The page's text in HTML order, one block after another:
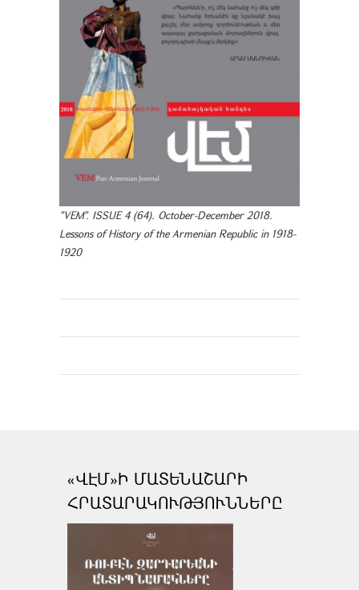
"VEM". ISSUE 4 (64). October-December 2018.
Lessons of History of the Armenian Republic in 1918-
1920
«ՎԷՄ»Ի ՄԱՏԵՆԱՇԱՐԻ
ՀՐԱՏԱՐԱԿՈՒԹՅՈՒՆՆԵՐԸ